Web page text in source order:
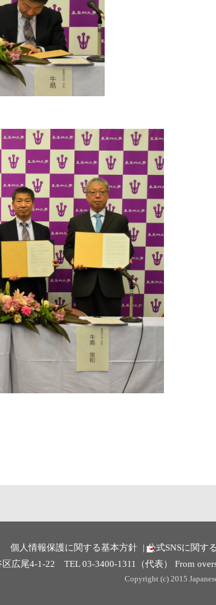
個人情報保護に関する基本方針 公式SNSに関す
広尾4-1-22 TEL 03-3400-1311（代表） From
Copyright (c) 2015